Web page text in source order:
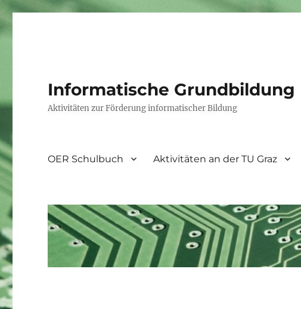
Informatische Grundbildung
Aktivitäten zur Förderung informatischer Bildung
OER Schulbuch Aktivitäten an der TU Graz